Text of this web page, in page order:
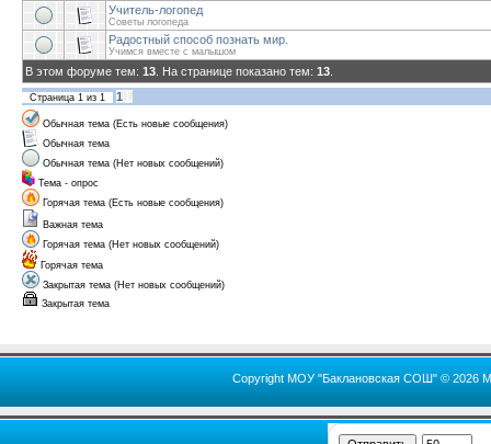
Учитель-логопед
Советы логопеда
Радостный способ познать мир.
Учимся вместе с малышом
В этом форуме тем: 13. На странице показано тем: 13.
Страница 1 из 1 1
Обычная тема (Есть новые сообщения)
Обычная тема
Обычная тема (Нет новых сообщений)
Тема - опрос
Горячая тема (Есть новые сообщения)
Важная тема
Горячая тема (Нет новых сообщений)
Горячая тема
Закрытая тема (Нет новых сообщений)
Закрытая тема
Copyright МОУ "Баклановская СОШ" © 2026